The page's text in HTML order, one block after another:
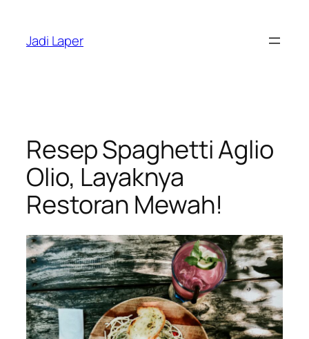
content
Jadi Laper
Resep Spaghetti Aglio
Olio, Layaknya
Restoran Mewah!